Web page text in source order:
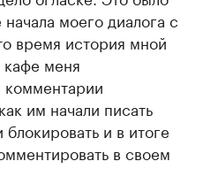
моего диалога с
время история мной
кафе меня
комментарии
им начали писать
и в итоге
в своем